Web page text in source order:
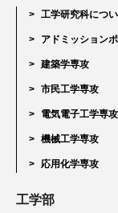
工学研究科につ
アドミッション
建築学専攻
市民工学専攻
電気電子工学専攻
機械工学専攻
応用化学専攻
工学部